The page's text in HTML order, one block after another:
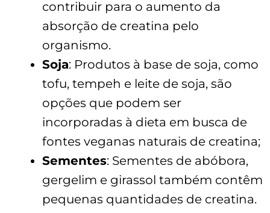
contribuir para o aumento da
absorção de creatina pelo
organismo.
Soja: Produtos à base de soja, como
tofu, tempeh e leite de soja, são
opções que podem ser
incorporadas à dieta em busca de
fontes veganas naturais de creatina;
Sementes: Sementes de abóbora,
gergelim e girassol também contêm
pequenas quantidades de creatina.